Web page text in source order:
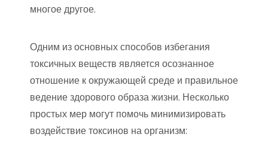
многое другое.
Одним из основных способов избегания
токсичных веществ является осознанное
отношение к окружающей среде и правильное
ведение здорового образа жизни. Несколько
простых мер могут помочь минимизировать
воздействие токсинов на организм: